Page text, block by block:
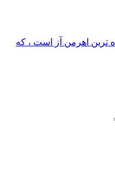
ترین اهرمن آز است ، که